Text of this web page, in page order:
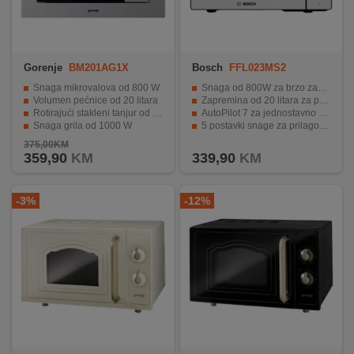
Gorenje BM201AG1X
Snaga mikrovalova od 800 W
Volumen pećnice od 20 litara
Rotirajući stakleni tanjur od 24.5 cm
Snaga grila od 1000 W
375,00KM
359,90 KM
Bosch FFL023MS2
Snaga od 800W za brzo zagrijavanje hrane.
Zapremina od 20 litara za pripremu obroka za cijelu obitelj.
AutoPilot 7 za jednostavno pripremanje savršenih jela.
5 postavki snage za prilagođavanje pripreme svakog jela.
339,90 KM
-3% -12%